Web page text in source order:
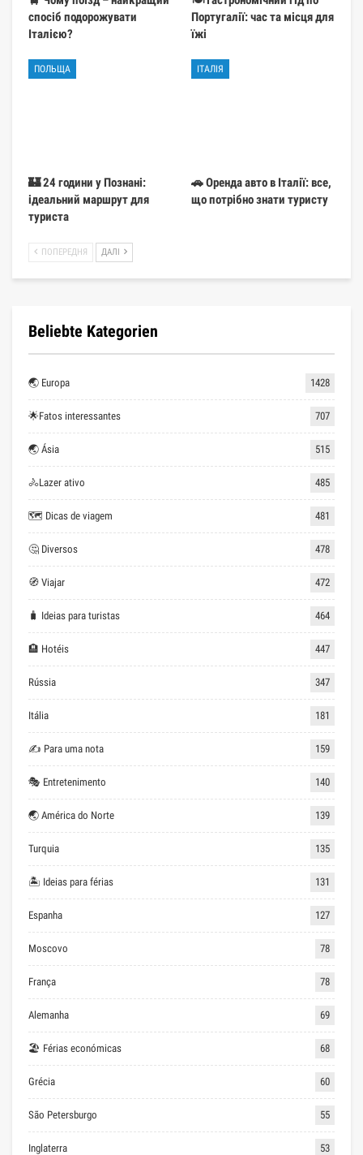
спосіб подорожувати
Італією?
Португалії: час та місця для
їжі
ПОЛЬЩА
🏰 24 години у Познані:
ідеальний маршрут для
туриста
ІТАЛІЯ
🚗 Оренда авто в Італії: все,
що потрібно знати туристу
ПОПЕРЕДНЯ ДАЛІ
Beliebte Kategorien
🌏 Europa 1428
🌟Fatos interessantes 707
🌏 Ásia 515
🚴Lazer ativo 485
🗺 Dicas de viagem 481
🤔 Diversos 478
🧭 Viajar 472
🧳 Ideias para turistas 464
🏨 Hotéis 447
Rússia 347
Itália 181
✍ Para uma nota 159
🎭 Entretenimento 140
🌏 América do Norte 139
Turquia 135
🏝 Ideias para férias 131
Espanha 127
Moscovo 78
França 78
Alemanha 69
🏖 Férias económicas 68
Grécia 60
São Petersburgo 55
Inglaterra 53